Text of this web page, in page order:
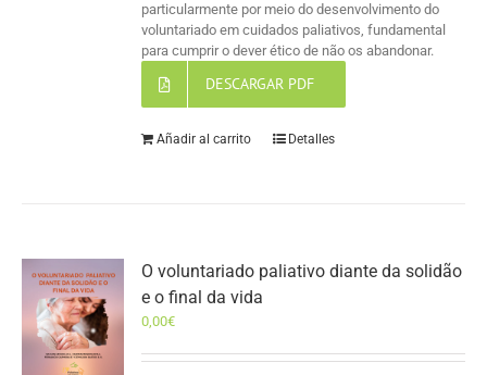
particularmente por meio do desenvolvimento do
voluntariado em cuidados paliativos, fundamental
para cumprir o dever ético de não os abandonar.
DESCARGAR PDF
Añadir al carrito Detalles
O voluntariado paliativo diante da solidão
e o final da vida
0,00€